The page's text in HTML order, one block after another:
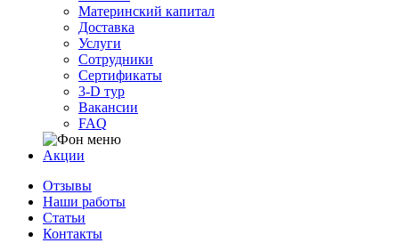
Материнский капитал
Доставка
Услуги
Сотрудники
Сертификаты
3-D тур
Вакансии
FAQ
Акции
Отзывы
Наши работы
Статьи
Контакты